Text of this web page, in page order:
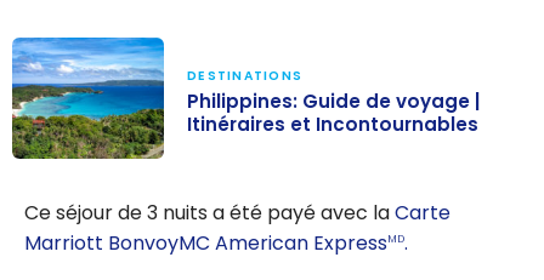
Guide de
voyage |
DESTINATIONS
Philippines: Guide de voyage |
Itinéraires et Incontournables
Ce séjour de 3 nuits a été payé avec laCarte
Marriott BonvoyMC American ExpressMD.